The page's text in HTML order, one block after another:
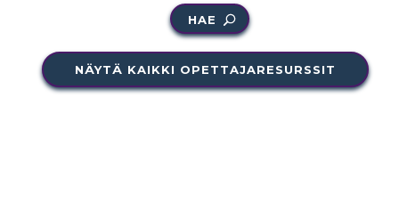
HAE
NÄYTÄ KAIKKI OPETTAJARESURSSIT